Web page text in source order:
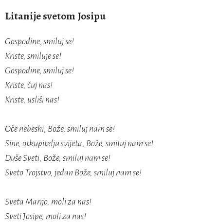
Litanije svetom Josipu
Gospodine, smiluj se!
Kriste, smiluje se!
Gospodine, smiluj se!
Kriste, čuj nas!
Kriste, usliši nas!
Oče nebeski, Bože, smiluj nam se!
Sine, otkupitelju svijeta, Bože, smiluj nam se!
Duše Sveti, Bože, smiluj nam se!
Sveto Trojstvo, jedan Bože, smiluj nam se!
Sveta Marijo, moli za nas!
Sveti Josipe, moli za nas!